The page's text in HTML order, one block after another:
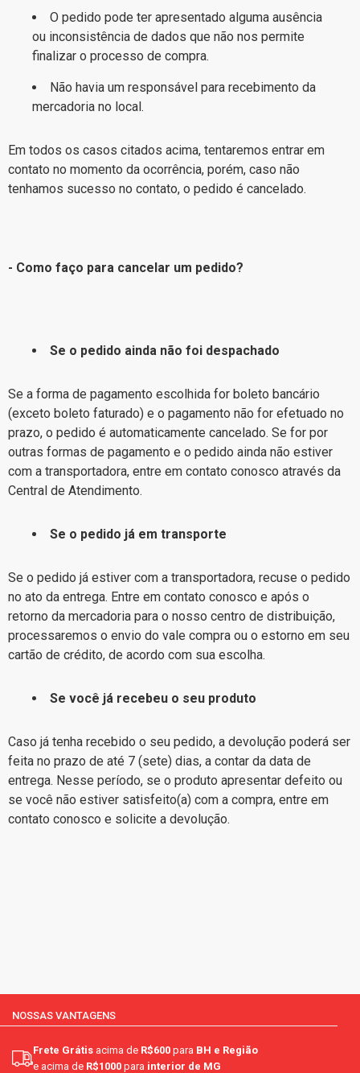
O pedido pode ter apresentado alguma ausência
ou inconsistência de dados que não nos permite
finalizar o processo de compra.
Não havia um responsável para recebimento da
mercadoria no local.
Em todos os casos citados acima, tentaremos entrar em
contato no momento da ocorrência, porém, caso não
tenhamos sucesso no contato, o pedido é cancelado.
- Como faço para cancelar um pedido?
Se o pedido ainda não foi despachado
Se a forma de pagamento escolhida for boleto bancário
(exceto boleto faturado) e o pagamento não for efetuado no
prazo, o pedido é automaticamente cancelado. Se for por
outras formas de pagamento e o pedido ainda não estiver
com a transportadora, entre em contato conosco através da
Central de Atendimento.
Se o pedido já em transporte
Se o pedido já estiver com a transportadora, recuse o pedido
no ato da entrega. Entre em contato conosco e após o
retorno da mercadoria para o nosso centro de distribuição,
processaremos o envio do vale compra ou o estorno em seu
cartão de crédito, de acordo com sua escolha.
Se você já recebeu o seu produto
Caso já tenha recebido o seu pedido, a devolução poderá ser
feita no prazo de até 7 (sete) dias, a contar da data de
entrega. Nesse período, se o produto apresentar defeito ou
se você não estiver satisfeito(a) com a compra, entre em
contato conosco e solicite a devolução.
NOSSAS VANTAGENS
Frete Grátis acima de R$600 para BH e Região
e acima de R$1000 para interior de MG